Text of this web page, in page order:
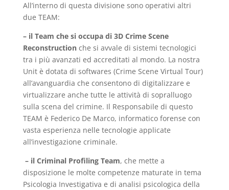
All’interno di questa divisione sono operativi altri
due TEAM:
– il Team che si occupa di 3D Crime Scene
Reconstructionche si avvale di sistemi tecnologici
tra i più avanzati ed accreditati al mondo. La nostra
Unit è dotata di softwares (Crime Scene Virtual Tour)
all’avanguardia che consentono di digitalizzare e
virtualizzare anche tutte le attività di sopralluogo
sulla scena del crimine. Il Responsabile di questo
TEAM è Federico De Marco, informatico forense con
vasta esperienza nelle tecnologie applicate
all’investigazione criminale.
– il Criminal Profiling Team, che mette a
disposizione le molte competenze maturate in tema
Psicologia Investigativa e di analisi psicologica della